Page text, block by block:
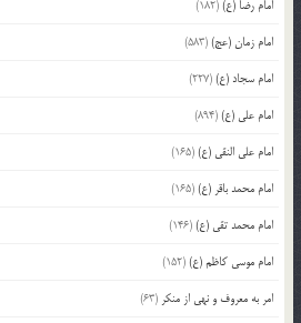
امام رضا (ع)(182)
امام زمان (عج)(583)
امام سجاد (ع)(227)
امام علی (ع)(894)
امام علی النقی (ع)(165)
امام محمد باقر (ع)(165)
امام محمد تقی (ع)(146)
امام موسی کاظم (ع)(152)
امر به معروف و نهی از منکر (63)